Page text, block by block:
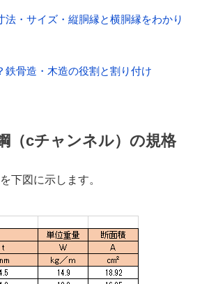
法・サイズ・縦胴縁と横胴縁をわかり
鉄骨造・木造の役割と割り付け
（cチャンネル）の規格
下図に示します。